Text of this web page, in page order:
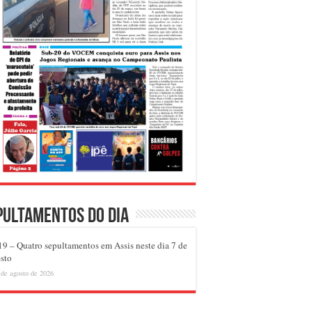
do dia
– Quatro sepultamentos em Assis neste dia 7 de
agosto de 2026